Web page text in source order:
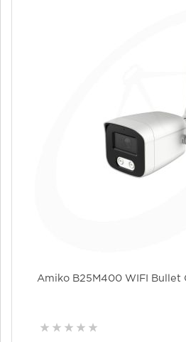
Amiko B25M400 WIFI Bullet